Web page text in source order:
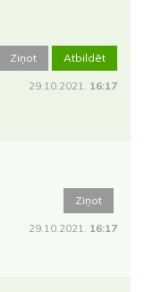
Ziņot Atbildēt
29.10.2021. 16:17
Ziņot
29.10.2021. 16:17